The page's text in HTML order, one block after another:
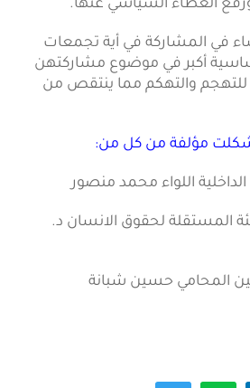
الغطاء السياسي عنها.
في المشاركة في أية تجمعات
أكبر في موضوع مشاركتهن
والتهكم مما ينتقص من
شكلت مؤلفة من كل من:
اللواء محمد منصور
المستقلة لحقوق الانسان د.
المحامي حسين شبانة